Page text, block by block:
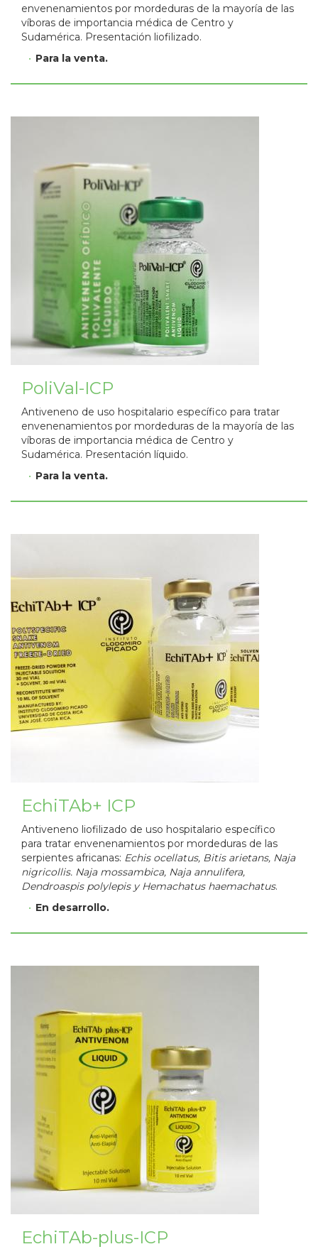
envenenamientos por mordeduras de la mayoría de las
víboras de importancia médica de Centro y
Sudamérica. Presentación liofilizado.
Para la venta.
PoliVal-ICP
Antiveneno de uso hospitalario específico para tratar
envenenamientos por mordeduras de la mayoría de las
víboras de importancia médica de Centro y
Sudamérica. Presentación líquido.
Para la venta.
EchiTAb+ ICP
Antiveneno liofilizado de uso hospitalario específico
para tratar envenenamientos por mordeduras de las
serpientes africanas: Echis ocellatus, Bitis arietans, Naja
nigricollis. Naja mossambica, Naja annulifera,
Dendroaspis polylepis y Hemachatus haemachatus.
En desarrollo.
EchiTAb-plus-ICP